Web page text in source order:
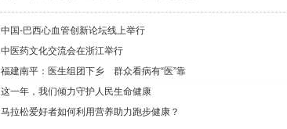
中国-巴西心血管创新论坛线上举行
中医药文化交流会在浙江举行
福建南平：医生组团下乡 群众看病有“医”靠
这一年，我们倾力守护人民生命健康
马拉松爱好者如何利用营养助力跑步健康？